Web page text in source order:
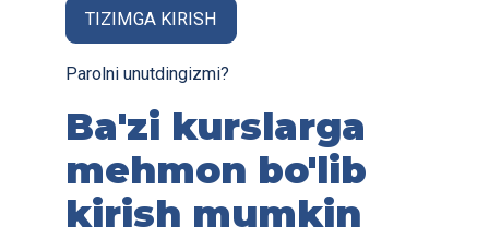
TIZIMGA KIRISH
Parolni unutdingizmi?
Ba'zi kurslarga
mehmon bo'lib
kirish mumkin